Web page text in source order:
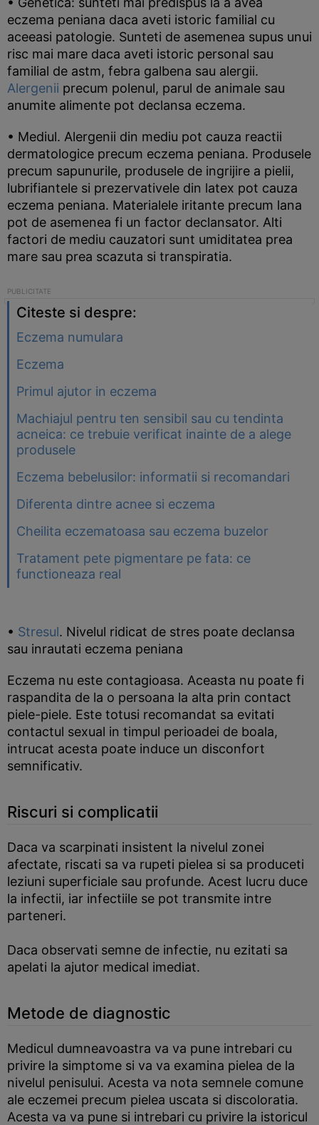
eczema peniana daca aveti istoric familial cu
aceeasi patologie. Sunteti de asemenea supus unui
risc mai mare daca aveti istoric personal sau
familial de astm, febra galbena sau alergii.
Alergenii precum polenul, parul de animale sau
anumite alimente pot declansa eczema.
• Mediul. Alergenii din mediu pot cauza reactii
dermatologice precum eczema peniana. Produsele
precum sapunurile, produsele de ingrijire a pielii,
lubrifiantele si prezervativele din latex pot cauza
eczema peniana. Materialele iritante precum lana
pot de asemenea fi un factor declansator. Alti
factori de mediu cauzatori sunt umiditatea prea
mare sau prea scazuta si transpiratia.
Citeste si despre:
Eczema numulara
Eczema
Primul ajutor in eczema
Machiajul pentru ten sensibil sau cu tendinta
acneica: ce trebuie verificat inainte de a alege
produsele
Eczema bebelusilor: informatii si recomandari
Diferenta dintre acnee si eczema
Cheilita eczematoasa sau eczema buzelor
Tratament pete pigmentare pe fata: ce
functioneaza real
• Stresul. Nivelul ridicat de stres poate declansa
sau inrautati eczema peniana
Eczema nu este contagioasa. Aceasta nu poate fi
raspandita de la o persoana la alta prin contact
piele-piele. Este totusi recomandat sa evitati
contactul sexual in timpul perioadei de boala,
intrucat acesta poate induce un disconfort
semnificativ.
Riscuri si complicatii
Daca va scarpinati insistent la nivelul zonei
afectate, riscati sa va rupeti pielea si sa produceti
leziuni superficiale sau profunde. Acest lucru duce
la infectii, iar infectiile se pot transmite intre
parteneri.
Daca observati semne de infectie, nu ezitati sa
apelati la ajutor medical imediat.
Metode de diagnostic
Medicul dumneavoastra va va pune intrebari cu
privire la simptome si va va examina pielea de la
nivelul penisului. Acesta va nota semnele comune
ale eczemei precum pielea uscata si discoloratia.
Acesta va va pune si intrebari cu privire la istoricul